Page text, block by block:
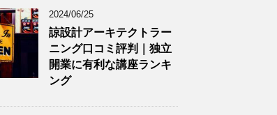
2024/06/25
諒設計アーキテクトラー
ニング口コミ評判｜独立
開業に有利な講座ランキ
ング